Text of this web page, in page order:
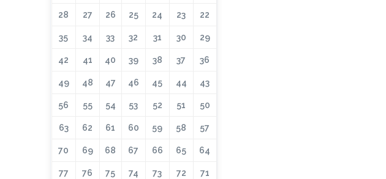
22
23
24
25
26
27
28
29
30
31
32
33
34
35
36
37
38
39
40
41
42
43
44
45
46
47
48
49
50
51
52
53
54
55
56
57
58
59
60
61
62
63
64
65
66
67
68
69
70
71
72
73
74
75
76
77